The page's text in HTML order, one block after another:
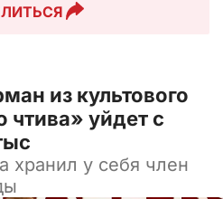
из культового
уйдет с
хранил у себя член